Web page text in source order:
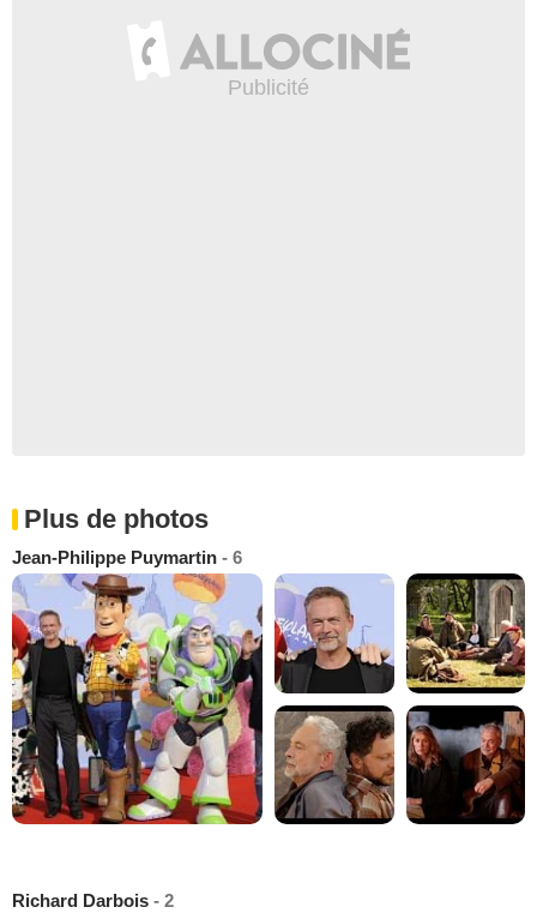
Plus de photos
Jean-Philippe Puymartin - 6
Richard Darbois - 2